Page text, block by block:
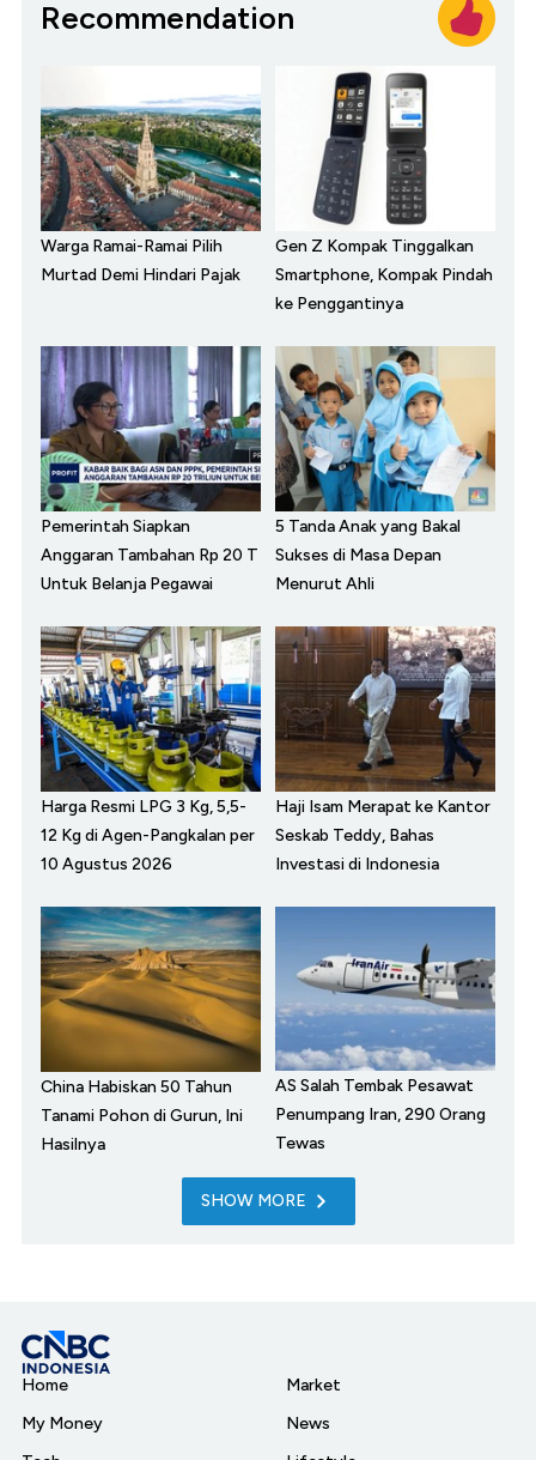
Recommendation
Warga Ramai-Ramai Pilih
Murtad Demi Hindari Pajak
Gen Z Kompak Tinggalkan
Smartphone, Kompak Pindah
ke Penggantinya
Pemerintah Siapkan
Anggaran Tambahan Rp 20 T
Untuk Belanja Pegawai
5 Tanda Anak yang Bakal
Sukses di Masa Depan
Menurut Ahli
Harga Resmi LPG 3 Kg, 5,5-
12 Kg di Agen-Pangkalan per
10 Agustus 2026
Haji Isam Merapat ke Kantor
Seskab Teddy, Bahas
Investasi di Indonesia
China Habiskan 50 Tahun
Tanami Pohon di Gurun, Ini
Hasilnya
AS Salah Tembak Pesawat
Penumpang Iran, 290 Orang
Tewas
SHOW MORE
Home
My Money
Market
News